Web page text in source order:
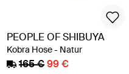
PEOPLE OF SHIBUYA
Kobra Hose - Natur
165 €99 €